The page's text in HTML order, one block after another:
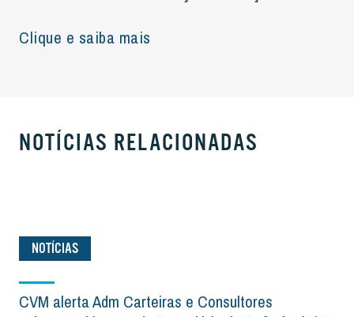
Clique e saiba mais
NOTÍCIAS RELACIONADAS
NOTÍCIAS
CVM alerta Adm Carteiras e Consultores